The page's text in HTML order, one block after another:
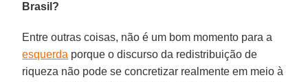
Brasil?
Entre outras coisas, não é um bom momento para a
esquerda porque o discurso da redistribuição de
riqueza não pode se concretizar realmente em meio à